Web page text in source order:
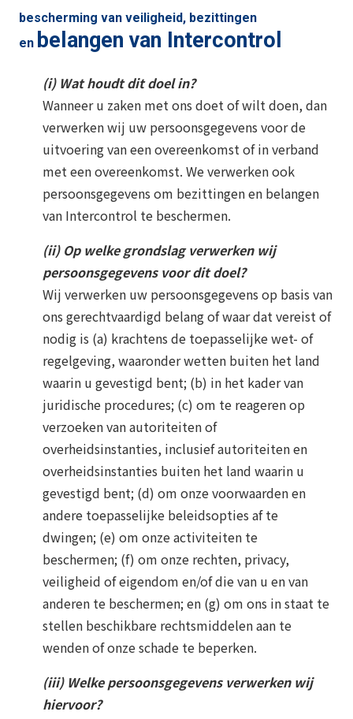
bescherming van veiligheid, bezittingen
en belangen van Intercontrol
(i) Wat houdt dit doel in?
Wanneer u zaken met ons doet of wilt doen, dan
verwerken wij uw persoonsgegevens voor de
uitvoering van een overeenkomst of in verband
met een overeenkomst. We verwerken ook
persoonsgegevens om bezittingen en belangen
van Intercontrol te beschermen.
(ii) Op welke grondslag verwerken wij
persoonsgegevens voor dit doel?
Wij verwerken uw persoonsgegevens op basis van
ons gerechtvaardigd belang of waar dat vereist of
nodig is (a) krachtens de toepasselijke wet- of
regelgeving, waaronder wetten buiten het land
waarin u gevestigd bent; (b) in het kader van
juridische procedures; (c) om te reageren op
verzoeken van autoriteiten of
overheidsinstanties, inclusief autoriteiten en
overheidsinstanties buiten het land waarin u
gevestigd bent; (d) om onze voorwaarden en
andere toepasselijke beleidsopties af te
dwingen; (e) om onze activiteiten te
beschermen; (f) om onze rechten, privacy,
veiligheid of eigendom en/of die van u en van
anderen te beschermen; en (g) om ons in staat te
stellen beschikbare rechtsmiddelen aan te
wenden of onze schade te beperken.
(iii) Welke persoonsgegevens verwerken wij
hiervoor?